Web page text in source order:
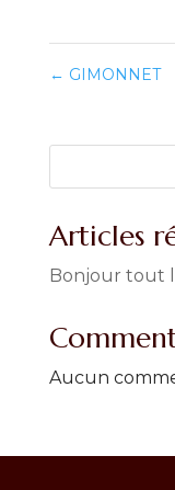
← GIMONNET
Articles
Bonjour tout
Aucun